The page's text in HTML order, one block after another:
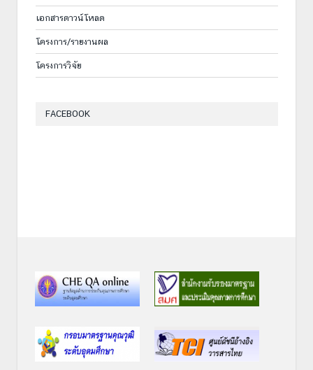
เอกสารดาวน์โหลด
โครงการ/รายงานผล
โครงการวิจัย
FACEBOOK